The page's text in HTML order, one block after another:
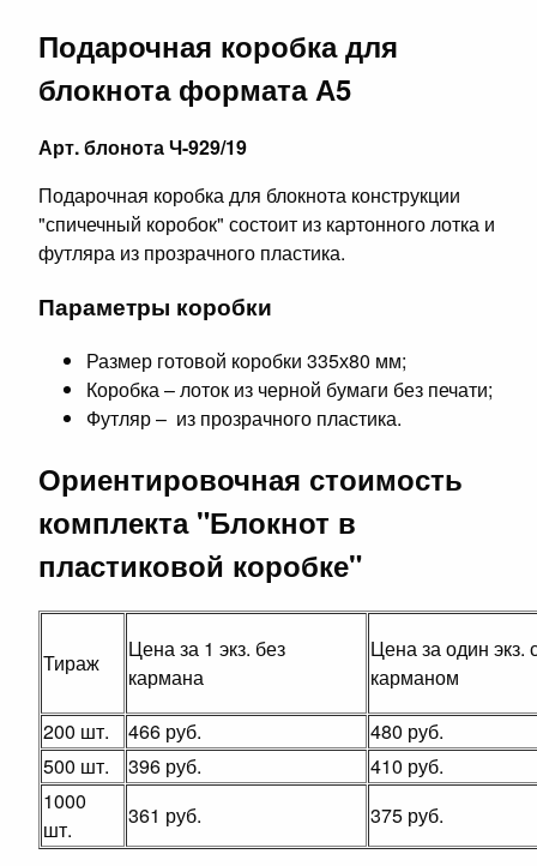
Подарочная коробка для
блокнота формата А5
Арт. блонота Ч-929/19
Подарочная коробка для блокнота конструкции
"спичечный коробок" состоит из картонного лотка и
футляра из прозрачного пластика.
Параметры коробки
Размер готовой коробки 335х80 мм;
Коробка – лоток из черной бумаги без печати;
Футляр – из прозрачного пластика.
Ориентировочная стоимость
комплекта "Блокнот в
пластиковой коробке"
Тираж
Цена за 1 экз. без
кармана
Цена за один экз.
карманом
200 шт.
466 руб.
480 руб.
500 шт.
396 руб.
410 руб.
1000
шт.
361 руб. 375 руб.